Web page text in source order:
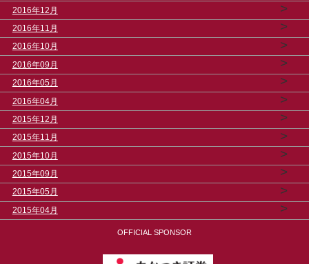
2016年12月 >
2016年11月 >
2016年10月 >
2016年09月 >
2016年05月 >
2016年04月 >
2015年12月 >
2015年11月 >
2015年10月 >
2015年09月 >
2015年05月 >
2015年04月 >
OFFICIAL SPONSOR